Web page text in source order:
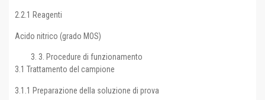
2.2.1 Reagenti
Acido nitrico (grado MOS)
3. Procedure di funzionamento
3.1 Trattamento del campione
3.1.1 Preparazione della soluzione di prova